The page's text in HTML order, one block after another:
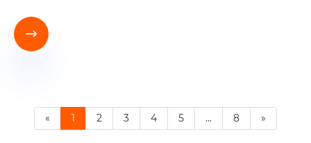

« 1 2 3 4 5 ... 8 »